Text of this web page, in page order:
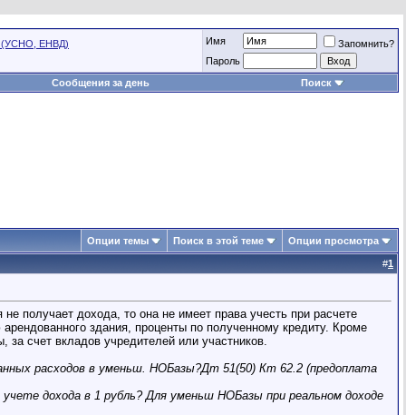
(УСНО, ЕНВД) Имя
Запомнить?
Пароль
Сообщения за день
Поиск
Опции темы Поиск в этой теме Опции просмотра
#1
получает дохода, то она не имеет права учесть при расчете
здания, проценты по полученному кредиту. Кроме
счет вкладов учредителей или участников.
расходов в уменьш. НОБазы?Дт 51(50) Кт 62.2 (предоплата
дохода в 1 рубль? Для уменьш НОБазы при реальном доходе